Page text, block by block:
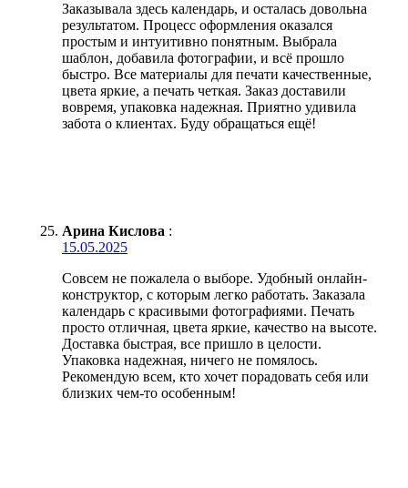
Заказывала здесь календарь, и осталась довольна
результатом. Процесс оформления оказался
простым и интуитивно понятным. Выбрала
шаблон, добавила фотографии, и всё прошло
быстро. Все материалы для печати качественные,
цвета яркие, а печать четкая. Заказ доставили
вовремя, упаковка надежная. Приятно удивила
забота о клиентах. Буду обращаться ещё!
Арина Кислова :
15.05.2025
Совсем не пожалела о выборе. Удобный онлайн-
конструктор, с которым легко работать. Заказала
календарь с красивыми фотографиями. Печать
просто отличная, цвета яркие, качество на высоте.
Доставка быстрая, все пришло в целости.
Упаковка надежная, ничего не помялось.
Рекомендую всем, кто хочет порадовать себя или
близких чем-то особенным!